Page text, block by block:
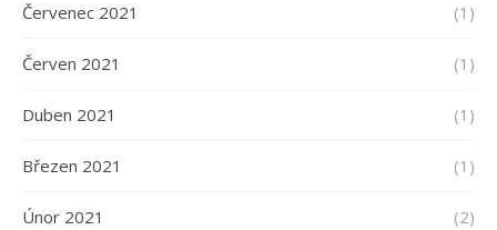
Červenec 2021 (1)
Červen 2021 (1)
Duben 2021 (1)
Březen 2021 (1)
Únor 2021 (2)